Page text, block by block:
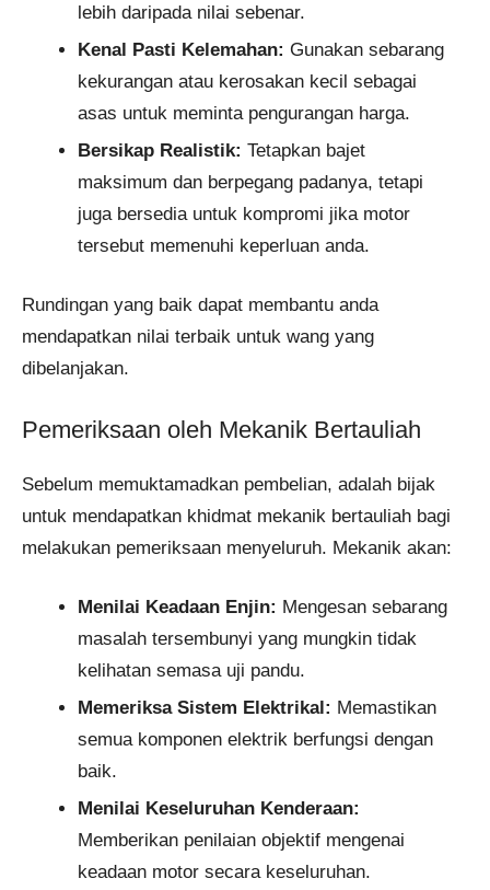
lebih daripada nilai sebenar.
Kenal Pasti Kelemahan: Gunakan sebarang
kekurangan atau kerosakan kecil sebagai
asas untuk meminta pengurangan harga.
Bersikap Realistik: Tetapkan bajet
maksimum dan berpegang padanya, tetapi
juga bersedia untuk kompromi jika motor
tersebut memenuhi keperluan anda.
Rundingan yang baik dapat membantu anda
mendapatkan nilai terbaik untuk wang yang
dibelanjakan.
Pemeriksaan oleh Mekanik Bertauliah
Sebelum memuktamadkan pembelian, adalah bijak
untuk mendapatkan khidmat mekanik bertauliah bagi
melakukan pemeriksaan menyeluruh. Mekanik akan:
Menilai Keadaan Enjin: Mengesan sebarang
masalah tersembunyi yang mungkin tidak
kelihatan semasa uji pandu.
Memeriksa Sistem Elektrikal: Memastikan
semua komponen elektrik berfungsi dengan
baik.
Menilai Keseluruhan Kenderaan:
Memberikan penilaian objektif mengenai
keadaan motor secara keseluruhan.